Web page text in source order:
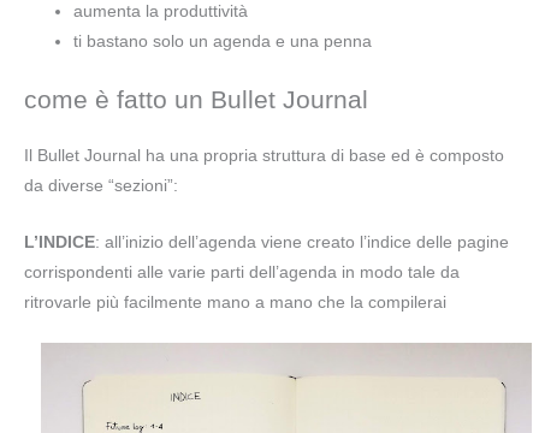
aumenta la produttività
ti bastano solo un agenda e una penna
come è fatto un Bullet Journal
Il Bullet Journal ha una propria struttura di base ed è composto
da diverse “sezioni”:
L’INDICE: all’inizio dell’agenda viene creato l’indice delle pagine
corrispondenti alle varie parti dell’agenda in modo tale da
ritrovarle più facilmente mano a mano che la compilerai